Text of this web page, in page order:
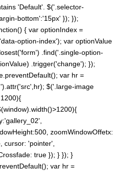
'Default'. $('.selector-
bottom':'15px' }); });
{ var optionIndex =
option-index'); var optionValue
.find('.single-option-
.trigger('change'); });
var hr =
$('.large-image
zoomWindowOffetx:
cursor: 'pointer',
true }); } }); }
var hr =